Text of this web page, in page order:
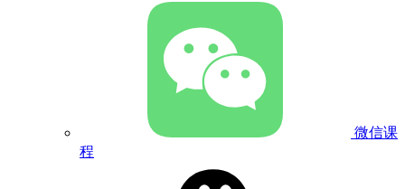
微信课
程